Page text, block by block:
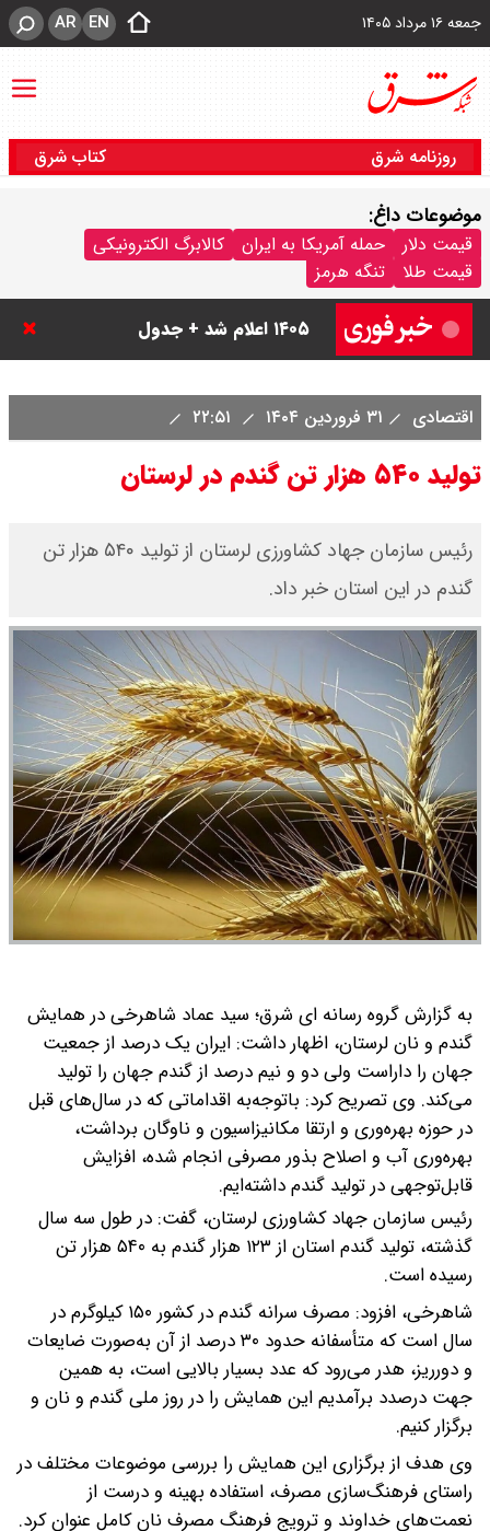
جمعه ۱۶ مرداد ۱۴۰۵ EN
AR
روزنامه شرق کتاب شرق
موضوعات داغ:
قیمت دلار حمله آمریکا به ایران
کالابرگ الکترونیکی
قیمت طلا
تنگه هرمز
۱۴۰۵ اعلام شد + جدول
۱۴۰۵ اعلام شد/ کاهش قیمت سکه
۱۴۰۵ اعلام شد/ طلا بر مدار صعود
قیمت نفت امروز جمعه ۱۶ مرداد ۱۴۰۵
/ نفت صعودی شد + جدول
اقتصادی ۳۱ فروردین ۱۴۰۴
تولید ۵۴۰ هزار تن گندم در لرستان
رئیس سازمان جهاد کشاورزی لرستان از تولید ۵۴۰ هزار تن
گندم در این استان خبر داد.
به گزارش گروه رسانه ای شرق؛ سید عماد شاهرخی در همایش
گندم و نان لرستان، اظهار داشت: ایران یک درصد از جمعیت
جهان را داراست ولی دو و نیم درصد از گندم جهان را تولید
می‌کند. وی تصریح کرد: باتوجه‌به اقداماتی که در سال‌های قبل
در حوزه بهره‌وری و ارتقا مکانیزاسیون و ناوگان برداشت،
بهره‌وری آب و اصلاح بذور مصرفی انجام شده، افزایش
قابل‌توجهی در تولید گندم داشته‌ایم.
رئیس سازمان جهاد کشاورزی لرستان، گفت: در طول سه سال
گذشته، تولید گندم استان از ۱۲۳ هزار گندم به ۵۴۰ هزار تن
رسیده است.
شاهرخی، افزود: مصرف سرانه گندم در کشور ۱۵۰ کیلوگرم در
سال است که متأسفانه حدود ۳۰ درصد از آن به‌صورت ضایعات
و دورریز، هدر می‌رود که عدد بسیار بالایی است، به همین
جهت درصدد برآمدیم این همایش را در روز ملی گندم و نان و
برگزار کنیم.
وی هدف از برگزاری این همایش را بررسی موضوعات مختلف در
راستای فرهنگ‌سازی مصرف، استفاده بهینه و درست از
نعمت‌های خداوند و ترویج فرهنگ مصرف نان کامل عنوان کرد.